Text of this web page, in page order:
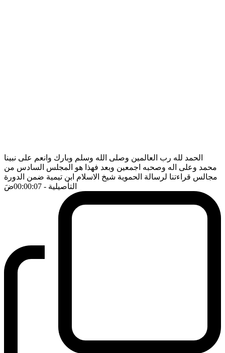
الحمد لله رب العالمين وصلى الله وسلم وبارك وانعم على نبينا
محمد وعلى اله وصحبه اجمعين وبعد فهذا هو المجلس السادس من
مجالس قراءتنا لرسالة الحموية شيخ الاسلام ابن تيمية ضمن الدورة
التأصيلية - 00:00:07 ضَ